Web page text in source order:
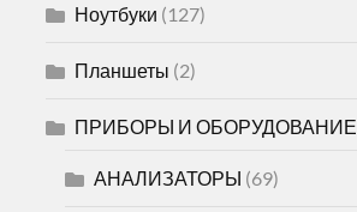
Ноутбуки (127)
Планшеты (2)
ПРИБОРЫ И ОБОРУДОВАНИЕ
АНАЛИЗАТОРЫ (69)